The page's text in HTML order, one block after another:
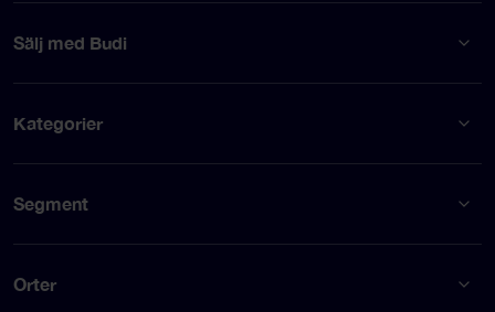
Sälj med Budi
Kategorier
Segment
Orter